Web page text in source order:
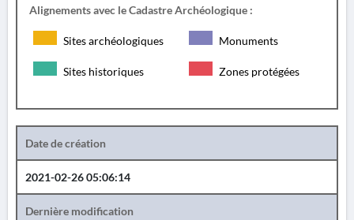
Alignements avec le Cadastre Archéologique :
Sites archéologiques Monuments
Sites historiques Zones protégées
Date de création
2021-02-26 05:06:14
Dernière modification